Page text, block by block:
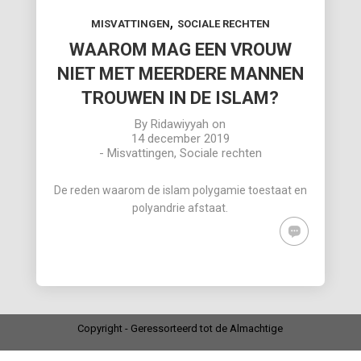
MISVATTINGEN, SOCIALE RECHTEN
WAAROM MAG EEN VROUW
NIET MET MEERDERE MANNEN
TROUWEN IN DE ISLAM?
ByRidawiyyah on
14 december 2019
- Misvattingen, Sociale rechten
De reden waarom de islam polygamie toestaat en
polyandrie afstaat.
Copyright - Geressorteerd tot de Almachtige